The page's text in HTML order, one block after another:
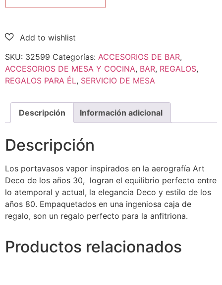
SKU: 32599 Categorías: ACCESORIOS DE BAR,
ACCESORIOS DE MESA Y COCINA, BAR, REGALOS,
REGALOS PARA ÉL, SERVICIO DE MESA
Descripción Información adicional
Descripción
Los portavasos vapor inspirados en la aerografía Art
Deco de los años 30, logran el equilibrio perfecto entre
lo atemporal y actual, la elegancia Deco y estilo de los
años 80. Empaquetados en una ingeniosa caja de
regalo, son un regalo perfecto para la anfitriona.
Productos relacionados